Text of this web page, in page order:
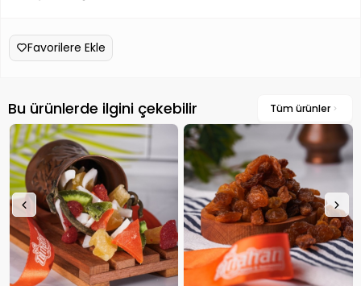
Favorilere Ekle
Bu ürünlerde ilgini çekebilir Tüm ürünler